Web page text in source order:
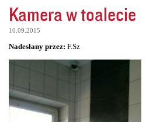
Kamera w toalecie
10.09.2015
Nadesłany przez: F.Sz